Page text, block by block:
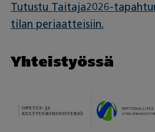
Tutustu Taitaja2026-
tilan periaatteisiin.
Yhteistyössä